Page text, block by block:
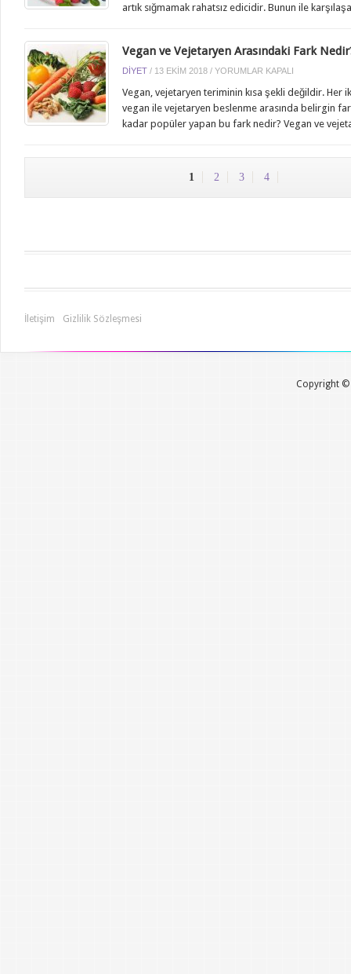
artık sığmamak rahatsız edicidir. Bunun ile
Vegan ve Vejetaryen Arasındaki Fark
DIYET / 13 EKIM 2018 / VEGAN
VEJETARYEN
YORUMLAR KAPALI
Vegan, vejetaryen teriminin kısa şekli değildir.
vegan ile vejetaryen beslenme arasında belirgin
kadar popüler yapan bu fark nedir? Vegan ve
1 2 3 4
İletişim Gizlilik Sözleşmesi
Copyright ©